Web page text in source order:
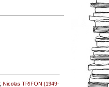
;Nicolas TRIFON (1949-